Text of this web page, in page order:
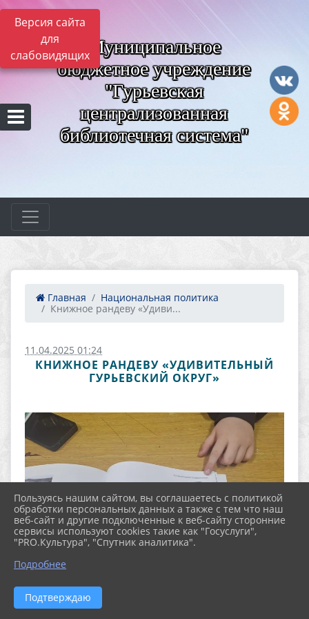
Версия сайта
для
слабовидящих Муниципальное
бюджетное учреждение
"Гурьевская
централизованная
библиотечная система"
Главная
Национальная политика
Книжное рандеву «Удиви...
11.04.2025 01:24
КНИЖНОЕ РАНДЕВУ «УДИВИТЕЛЬНЫЙ
ГУРЬЕВСКИЙ ОКРУГ»
Пользуясь нашим сайтом, вы соглашаетесь с политикой
обработки персональных данных а также с тем что наш
веб-сайт и другие подключенные к веб-сайту сторонние
сервисы используют cookies такие как "Госуслуги",
"PRO.Культура", "Спутник аналитика".
Подробнее
Подтверждаю